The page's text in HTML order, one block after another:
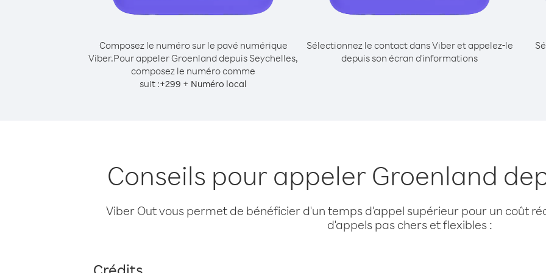
Composez le numéro sur le pavé numérique
Viber.Pour appeler Groenland depuis Seychelles,
composez le numéro comme
suit :+299 + Numéro local
Sélectionnez le contact dans Viber et appelez-le
depuis son écran d'informations
Conseils pour appeler Groenland
Viber Out vous permet de bénéficier d'un temps d'appel supérieur pour un coût
d'appels pas chers et flexibles :